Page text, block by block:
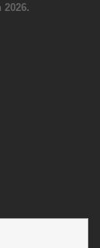
2026.